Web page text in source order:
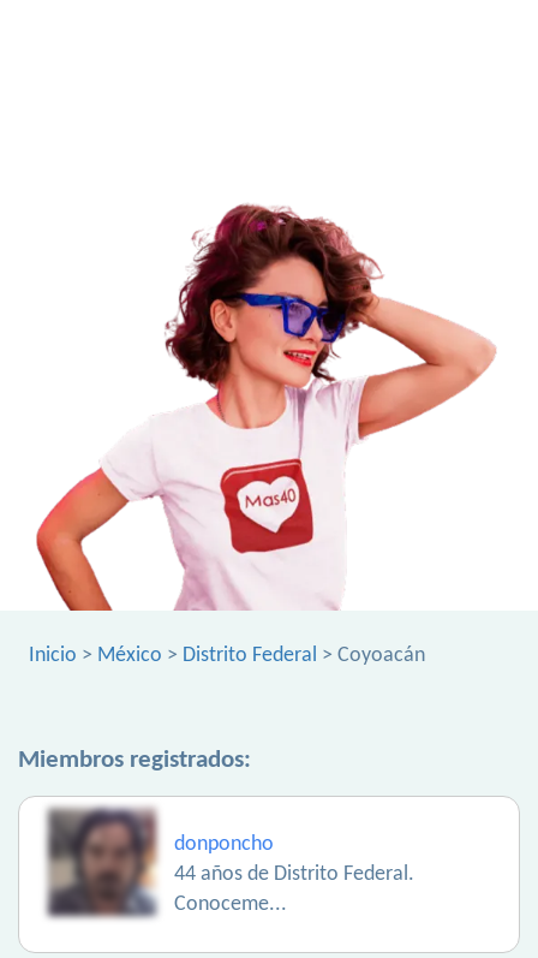
Inicio > México > Distrito Federal > Coyoacán
Miembros registrados:
donponcho
44 años de Distrito Federal.
Conoceme...